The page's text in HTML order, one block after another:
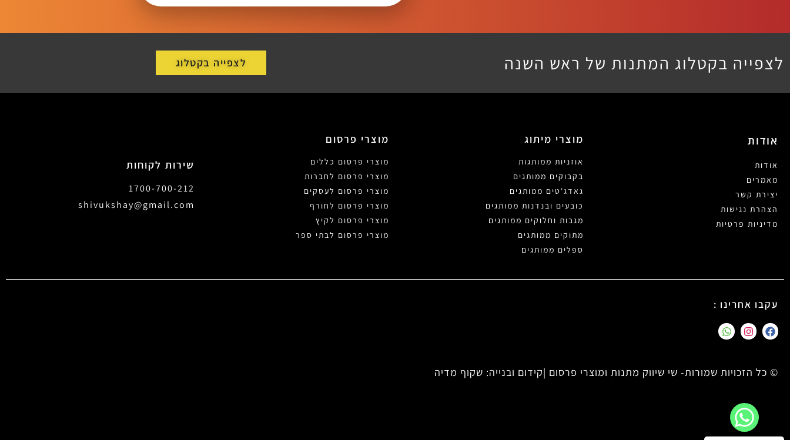
לצפייה בקטלוג המתנות של ראש השנה לצפייה בקטלוג
אודות
אודות
מאמרים
יצירת קשר
הצהרת נגישות
מדיניות פרטיות
מוצרי מיתוג
אוזניות ממותגות
בקבוקים ממותגים
גאדג'טים ממותגים
כובעים ובנדנות ממותגים
מגבות וחלוקים ממותגים
מתוקים ממותגים
ספלים ממותגים
מוצרי פרסום
מוצרי פרסום כללים
מוצרי פרסום לחברות
מוצרי פרסום לעסקים
מוצרי פרסום לחורף
מוצרי פרסום לקיץ
מוצרי פרסום לבתי ספר
שירות לקוחות
1700-700-212
shivukshay@gmail.com
עקבו אחרינו :
© כל הזכויות שמורות- שי שיווק מתנות ומוצרי פרסום |קידום ובנייה: שקוף מדיה